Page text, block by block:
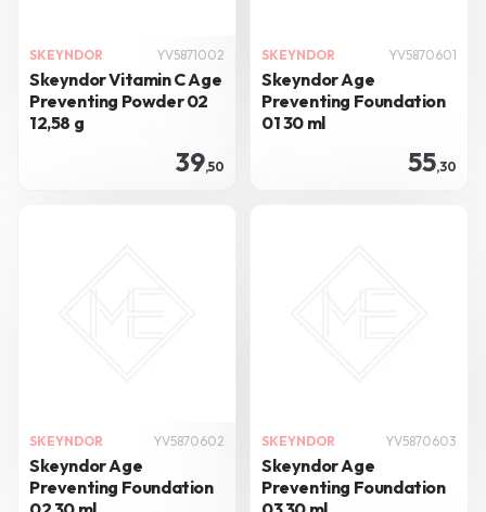
SKEYNDOR YV5871002
Skeyndor Vitamin C Age
Preventing Powder 02
12,58 g
39,50
SKEYNDOR YV5870601
Skeyndor Age
Preventing Foundation
01 30 ml
55,30
SKEYNDOR YV5870602
Skeyndor Age
Preventing Foundation
SKEYNDOR YV5870603
Skeyndor Age
Preventing Foundation